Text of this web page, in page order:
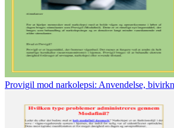
Provigil mod narkolepsi: Anvendelse,